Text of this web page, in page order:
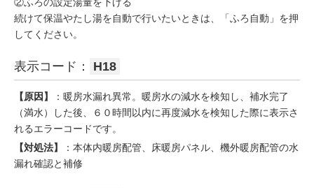
続けて保温やたし湯を自動で行いたいときは、「ふろ自動」を押
してください。
表示コード： H18
【原因】
：暖房水漏れ異常。暖房水の減水を検知し、補水完了
（満水）した後、６０時間以内に再度減水を検知した際に表示さ
れるエラーコードです。
【対処法】
：本体内暖房配管、床暖房パネル、機外暖房配管の水
漏れ確認と補修